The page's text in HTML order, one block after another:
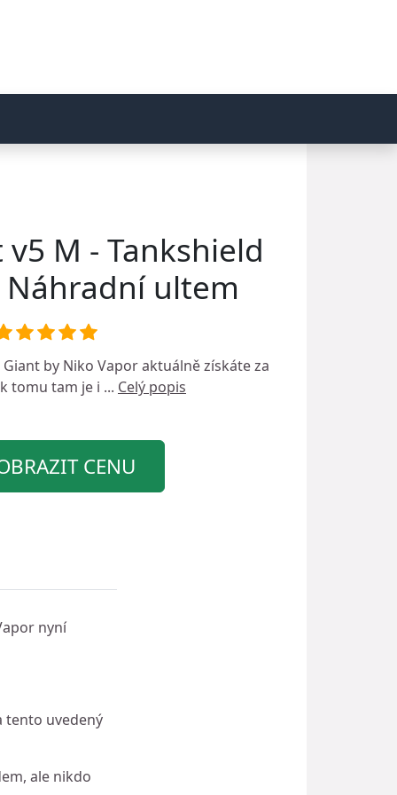
M - Tankshield
Náhradní ultem
by Niko Vaporaktuálně získáte za
tomu tam je i ... Celý popis
CENU
nyní
tento uvedený
ale nikdo